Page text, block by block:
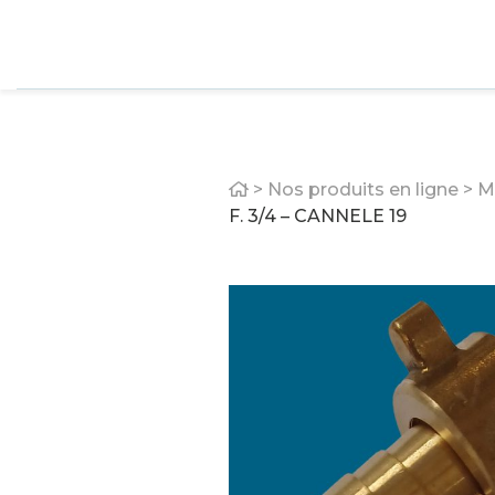
Home
> Nos produits en ligne >
F. 3/4 – CANNELE 19